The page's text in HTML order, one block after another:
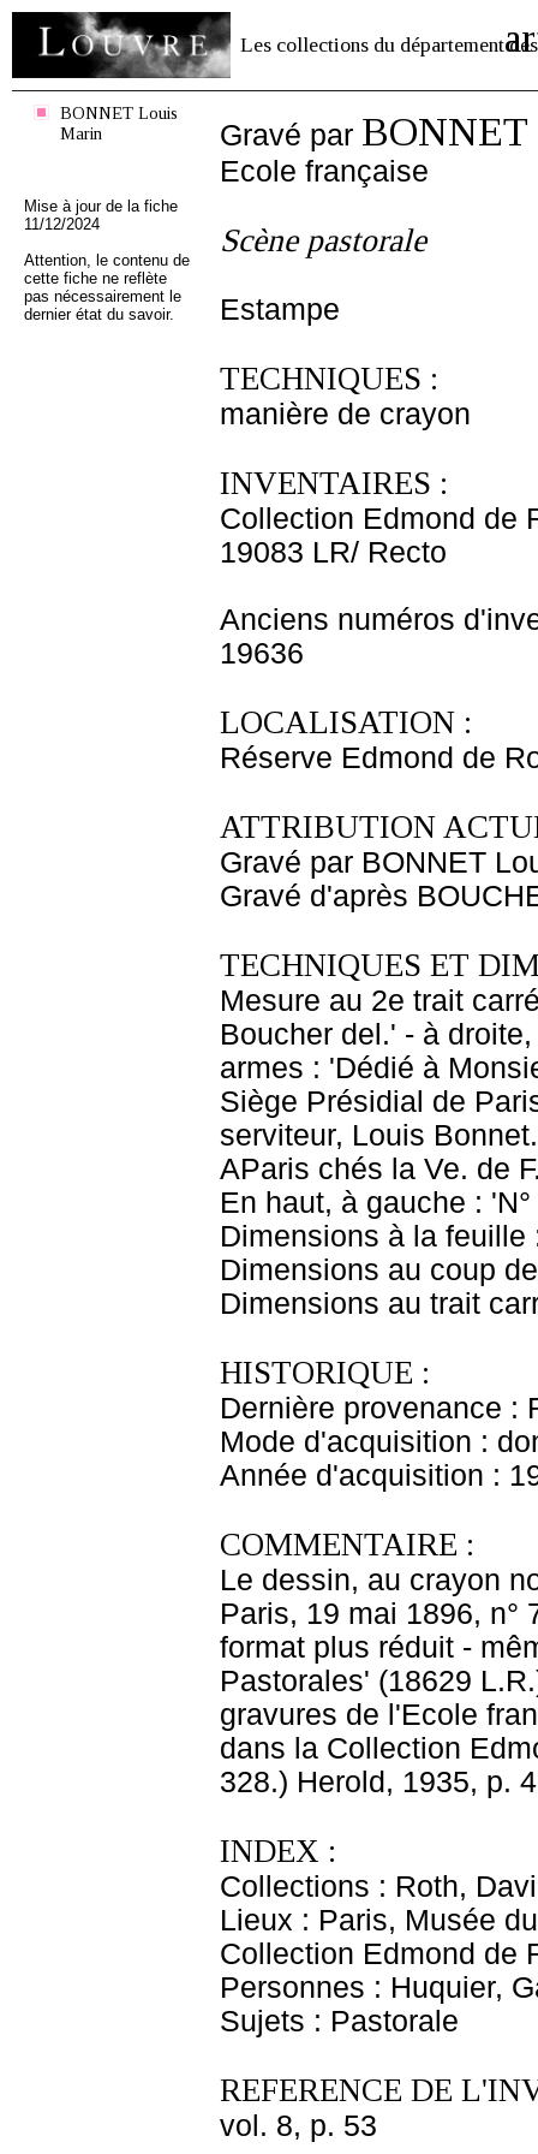
Les collections du département des
BONNET Louis
Marin
Mise à jour de la fiche
11/12/2024
Attention, le contenu de
cette fiche ne reflète
pas nécessairement le
dernier état du savoir.
Gravé par
Ecole française
Scène pastorale
Estampe
TECHNIQUES :
manière de crayon
INVENTAIRES :
Collection Edmond de
19083 LR/ Recto
Anciens numéros
19636
LOCALISATION :
Réserve Edmond de
ATTRIBUTION
Gravé par BONNET
Gravé d'après
TECHNIQUES ET
Mesure au 2e trait
Boucher del.' - à
armes : 'Dédié à
Siège Présidial de
serviteur, Louis
AParis chés la Ve. de
En haut, à gauche :
Dimensions à la
Dimensions au coup
Dimensions au trait
HISTORIQUE :
Dernière provenance :
Mode d'acquisition :
Année d'acquisition :
COMMENTAIRE :
Le dessin, au crayon
Paris, 19 mai 1896, n°
format plus réduit -
Pastorales' (18629
gravures de l'Ecole
dans la Collection
328.) Herold, 1935, p.
INDEX :
Collections : Roth,
Lieux : Paris, Musée
Collection Edmond de
Personnes : Huquier,
Sujets : Pastorale
REFERENCE DE
vol. 8, p. 53